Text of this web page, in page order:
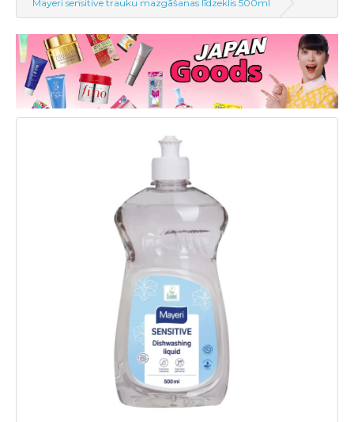
Mayeri sensitive trauku mazgāšanas līdzeklis 500ml